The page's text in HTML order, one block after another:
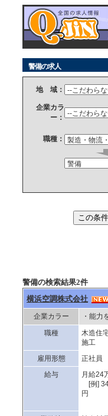
警備の求人
地 域：
企業カラ
ー：
職種：
警備の検索結果2件
横浜空調株式会社
企業カラー ・能力
職種
木造住
施工
雇用形態
正社員
給与
月給24
[例]